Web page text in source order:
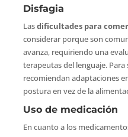
Disfagia
Lasdificultades para
considerar porque son
avanza, requiriendo una
terapeutas del lenguaje.
recomiendan adaptaciones
postura en vez de la
Uso de medicación
En cuanto a los